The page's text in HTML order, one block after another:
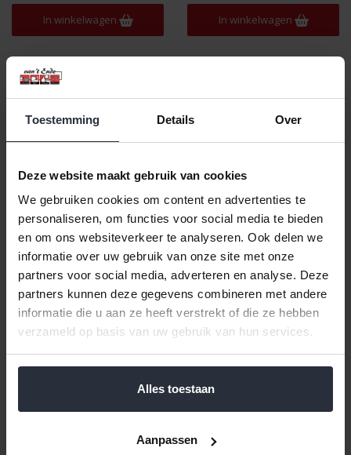
Toestemming Details Over
Deze website maakt gebruik van cookies
We gebruiken cookies om content en advertenties te
personaliseren, om functies voor social media te bieden
en om ons websiteverkeer te analyseren. Ook delen we
informatie over uw gebruik van onze site met onze
partners voor social media, adverteren en analyse. Deze
partners kunnen deze gegevens combineren met andere
informatie die u aan ze heeft verstrekt of die ze hebben
verzameld op basis van uw gebruik van hun services.
Alles toestaan
Aanpassen
In winkelwagen In winkelwagen
Wandklok Zendergestuurd
€39,99 Incl. btw
€33,05 Excl. btw
Beschikbaar
In winkelwagen
Weerstation Draadloos
TFA Dostmann
€39,99 Incl. btw
€33,05 Excl. btw
Beschikbaar
In winkelwagen